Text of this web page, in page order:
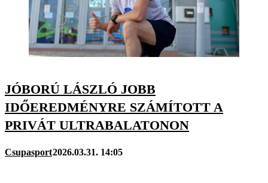
JÓBORÚ LÁSZLÓ JOBB
IDŐEREDMÉNYRE SZÁMÍTOTT A
PRIVÁT ULTRABALATONON
Csupasport2026.03.31. 14:05